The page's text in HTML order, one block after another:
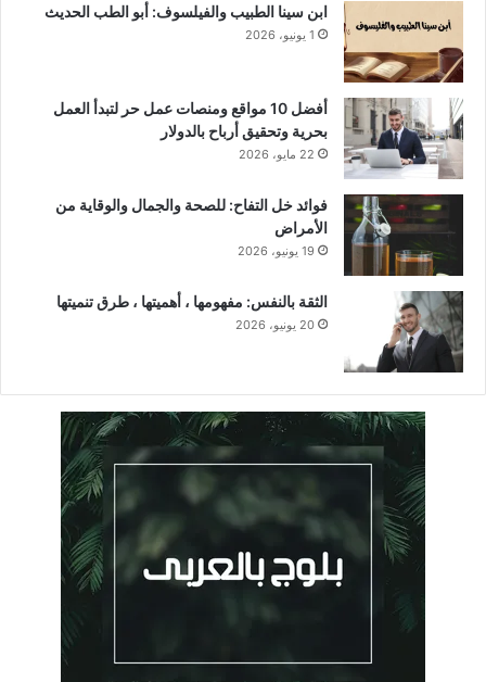
ابن سينا الطبيب والفيلسوف: أبو الطب الحديث
1 يونيو، 2026
أفضل 10 مواقع ومنصات عمل حر لتبدأ العمل
بحرية وتحقيق أرباح بالدولار
22 مايو، 2026
فوائد خل التفاح: للصحة والجمال والوقاية من
الأمراض
19 يونيو، 2026
الثقة بالنفس: مفهومها ، أهميتها ، طرق تنميتها
20 يونيو، 2026